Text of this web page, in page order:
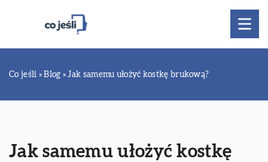
Co jeśli »Blog »Jak samemu ułożyć kostkę brukową?
Jak samemu ułożyć kostkę